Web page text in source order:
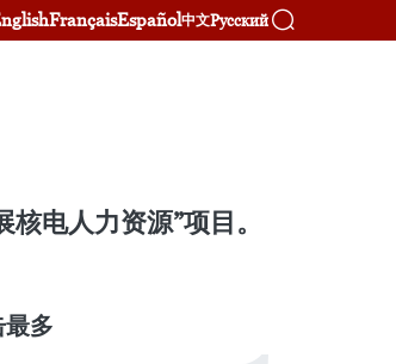
FrançaisEspañol中文Русский
电人力资源”项目。
最多